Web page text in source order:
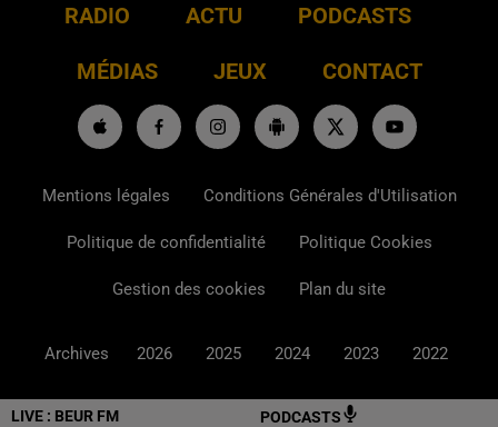
LIVE : BEUR FM PODCASTS
RADIO ACTU PODCASTS
MÉDIAS JEUX CONTACT
Mentions légales Conditions Générales d'Utilisation
Politique de confidentialité Politique Cookies
Gestion des cookies Plan du site
Archives 2026 2025 2024 2023 2022